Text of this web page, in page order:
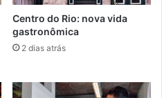
Centro do Rio: nova vida
gastronômica
2 dias atrás